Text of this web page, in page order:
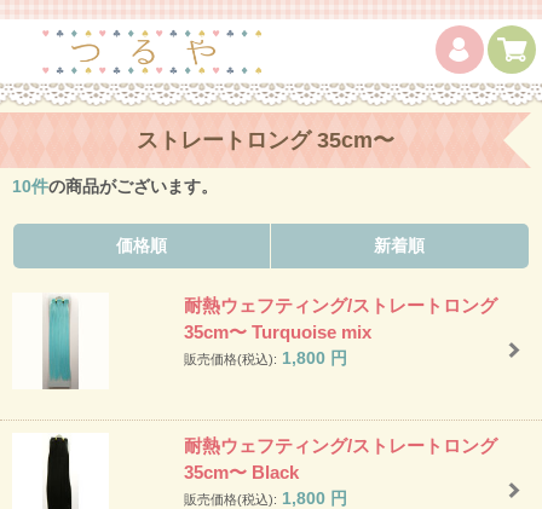
ストレートロング 35cm〜
10件の商品がございます。
価格順 新着順
耐熱ウェフティング/ストレートロング
35cm〜 Turquoise mix
販売価格(税込): 1,800 円
耐熱ウェフティング/ストレートロング
35cm〜 Black
販売価格(税込): 1,800 円